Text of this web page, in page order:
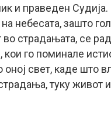
и праведен Судија.
небесата, зашто
во страдањата, се
го поминале
свет, каде што
туку живот